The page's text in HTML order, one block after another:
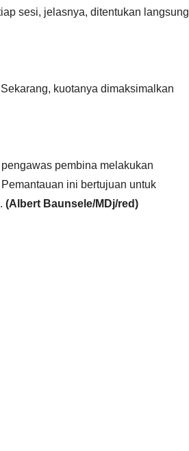
sesi, jelasnya, ditentukan langsung
kuotanya dimaksimalkan
pembina melakukan
ini bertujuan untuk
(Albert Baunsele/MDj/red)